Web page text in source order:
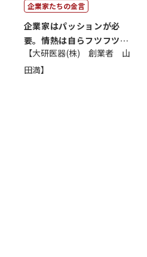
企業家たちの金言
企業家はパッションが必
要。情熱は自らフツフツと
湧いてくるもの...
【大研医器(株) 創業者 山
田満】